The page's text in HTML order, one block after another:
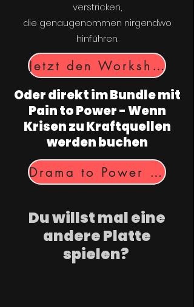
verstricken,
die genaugenommen nirgendwo
hinführen.​
Jetzt den Workshop kaufen
Oder direkt im Bundle mit
Pain to Power - Wenn
Krisen zu Kraftquellen
werden buchen
Drama to Power Bundle sichern
Du willst mal eine
andere Platte
spielen?